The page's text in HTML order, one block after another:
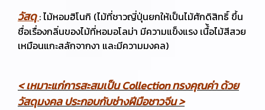
วัสดุ: ไม้หอมฮิโนกิ (ไม้ที่ชาวญี่ปุ่นยกให้เป็นไม้ศักดิสิทธิ์ ขึ้น
ชื่อเรื่องกลิ่นของไม้ที่หอมอโลม่า มีความแข็งแรง เนื้้อไม้สีสวย
เหมือนแกะสลักจากงา และมีความมงคล)
< เหมาะแก่การสะสมเป็น Collection ทรงคุณค่า ด้วย
วัสดุมงคล ประกอบกับช่างฝีมือชาวจีน >